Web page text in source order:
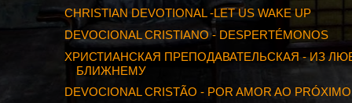
CHRISTIAN DEVOTIONAL -LET US WAKE UP
DEVOCIONAL CRISTIANO - DESPERTÉMONOS
ХРИСТИАНСКАЯ ПРЕПОДАВАТЕЛЬСКАЯ - ИЗ
БЛИЖНЕМУ
DEVOCIONAL CRISTÃO - POR AMOR AO PRÓXIMO